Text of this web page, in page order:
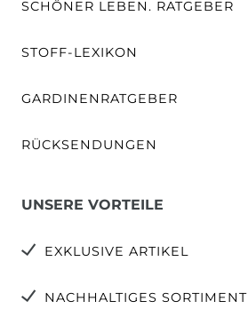
SCHÖNER LEBEN. RATGEBER
STOFF-LEXIKON
GARDINENRATGEBER
RÜCKSENDUNGEN
UNSERE VORTEILE
EXKLUSIVE ARTIKEL
NACHHALTIGES SORTIMENT